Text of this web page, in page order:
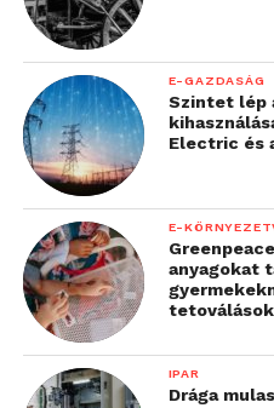
E-GAZDASÁG
Szintet lép
Electric és
E-
anyagokat
IPAR
Drága